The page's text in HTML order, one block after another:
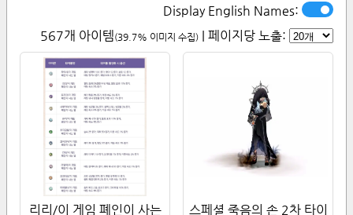
Display English Names:
567개 아이템(39.7% 이미지 수집) | 페이지당 노출:
리리/이 게임 폐인이 사는
스페셜 죽음의 손 2차 타이